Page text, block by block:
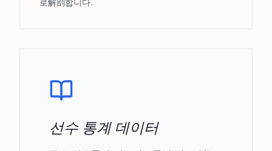
선수 통계 데이터